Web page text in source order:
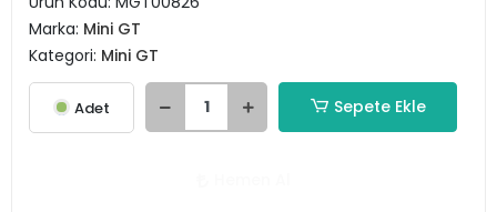
Marka: Mini GT
Kategori: Mini GT
Adet Sepete Ekle